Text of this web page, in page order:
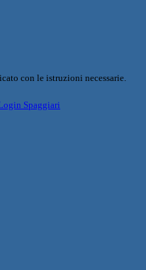
con le istruzioni necessarie.
Spaggiari